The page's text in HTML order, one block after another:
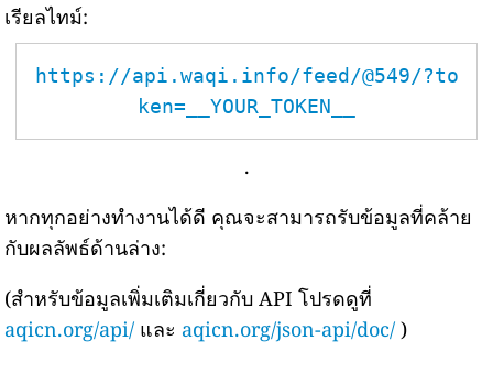
เรียลไทม์:
https://api.waqi.info/feed/@549/?to
ken=__YOUR_TOKEN__
.
หากทุกอย่างทำงานได้ดี คุณจะสามารถรับข้อมูลที่คล้าย
กับผลลัพธ์ด้านล่าง:
(สำหรับข้อมูลเพิ่มเติมเกี่ยวกับ API โปรดดูที่
aqicn.org/api/ และ aqicn.org/json-api/doc/ )